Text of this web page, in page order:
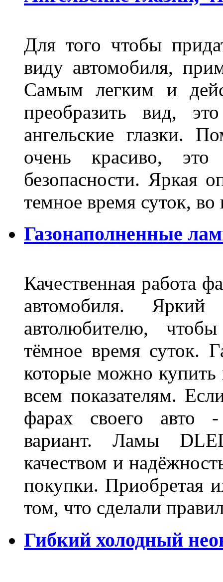
Для того чтобы
виду автомобиля,
Самым легким и
преобразить вид,
ангельские глазки.
очень красиво,
безопасности. Яркая
темное время суток, во
Газонаполненные
Качественная работа
автомобиля.
автолюбителю,
тёмное время суток.
которые можно
всем показателям.
фарах своего авто
вариант. Ламы
качеством и
покупки. Приобретая
том, что сделали
Гибкий холодный